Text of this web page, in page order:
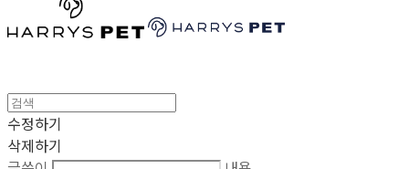
수정하기
삭제하기